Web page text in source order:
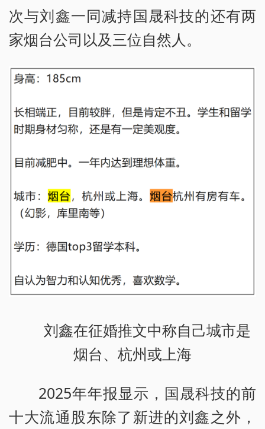
次与刘鑫一同减持国晟科技的还有两
家烟台公司以及三位自然人。
刘鑫在征婚推文中称自己城市是
烟台、杭州或上海
2025年年报显示，国晟科技的前
十大流通股东除了新进的刘鑫之外，